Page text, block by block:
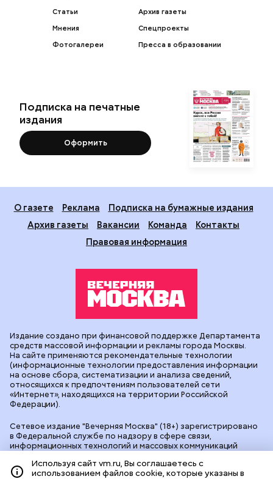
Статьи
Мнения
Фотогалереи
Архив газеты
Спецпроекты
Пресса в образовании
Подписка на печатные
издания
Оформить
О газете Реклама
Подписка на бумажные издания
Архив газеты
Вакансии Команда
Контакты
Правовая информация
Сетевое издание "Вечерняя Москва" (18+) зарегистрировано
в Федеральной службе по надзору в сфере связи,
информационных технологий и массовых коммуникаций
90524 от 09.12.2025. Учредитель: АО "Редакция газеты
"Вечерняя Москва". Главный редактор vm.ru: Александр
Издание создано при финансовой поддержке Департамента
средств массовой информации и рекламы города Москвы.
На сайте применяются рекомендательные технологии
(информационные технологии предоставления информации
на основе сбора, систематизации и анализа сведений,
относящихся к предпочтениям пользователей сети
«Интернет», находящихся на территории Российской
Федерации).
Используя сайт vm.ru, Вы соглашаетесь с
использованием файлов cookie, которые указаны в